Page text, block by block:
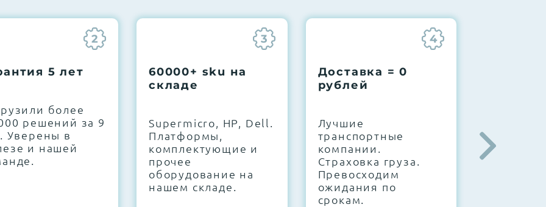
2
5 лет
более
решений за 9
Уверены в
и нашей
3
60000+ sku на
складе
Supermicro, HP, Dell.
Платформы,
комплектующие и
прочее
оборудование на
нашем складе.
4
Доставка = 0
рублей
Лучшие
транспортные
компании.
Страховка груза.
Превосходим
ожидания по
срокам.
штате.
10000+